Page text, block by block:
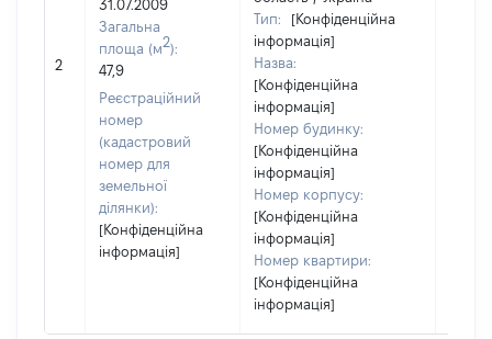
2
31.07.2009
Загальна
площа (м2):
47,9
Реєстраційний
номер
(кадастровий
номер для
земельної
ділянки):
[Конфіденційна
інформація]
Тип:
[Конфіденційна
інформація]
Назва:
[Конфіденційна
інформація]
Номер будинку:
[Конфіденційна
інформація]
Номер корпусу:
[Конфіденційна
інформація]
Номер квартири:
[Конфіденційна
інформація]